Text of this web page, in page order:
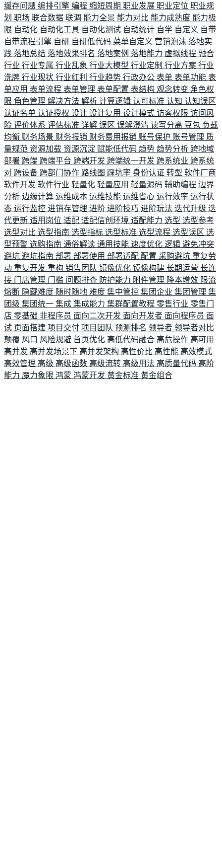
缓存问题 编排引擎 编程 缩短周期 职业发展 职业定位 职业规
划 职场 联合数据 联调 能力全景 能力对比 能力成熟度 能力极
限 自动化 自动化工具 自动化测试 自动统计 自学 自定义 自带
自带流程引擎 自研 自研低代码 菜单自定义 营销泡沫 落地实
践 落地总结 落地效果排名 落地案例 落地能力 虚拟线程 融合
行业 行业专属 行业乱象 行业大模型 行业定制 行业方案 行业
洗牌 行业现状 行业红利 行业趋势 行政办公 表单 表单功能 表
单应用 表单流程 表单管理 表单配置 表结构 观念转变 角色权
限 角色管理 解决方法 解析 计算逻辑 认可标准 认知 认知误区
认证名单 认证授权 设计 设计复用 设计模式 访客权限 访问风
险 评价体系 评估标准 详解 误区 误解澄清 读写分离 豆包 负载
均衡 财务场景 财务报销 财务费用报销 账号保护 账号管理 质
量规范 资源加载 资源沉淀 赋能低代码 趋势 趋势分析 跨地域
部署 跨端 跨端平台 跨端开发 跨端统一开发 跨系统业 跨系统
对 跨设备 跨部门协作 路线图 踩坑率 身份认证 转型 软件厂商
软件开发 软件行业 轻量化 轻量应用 轻量源码 辅助编程 边界
分析 边缘计算 运维成本 运维技能 运维省心 运行效率 运行状
态 运行监控 进销存管理 进阶 进阶技巧 进阶玩法 迭代升级 迭
代更新 适用岗位 适配 适配信创环境 适配能力 选型 选型参考
选型对比 选型指南 选型指标 选型标准 选型流程 选型误区 选
型预警 选购指南 通俗解读 通用技能 速度优化 逻辑 避免冲突
避坑 避坑指南 部署 部署使用 部署适配 配置 采购避坑 重复劳
动 重复开发 重构 销售团队 镜像优化 镜像构建 长期运营 长连
接 门店管理 门槛 问题排查 防护能力 附件管理 降本增效 限流
熔断 隐藏难度 随时随地 难度 集中管控 集团企业 集团管理 集
团级 集团统一 集成 集成能力 集群配置教程 零售行业 零售门
店 零基础 非程序员 面向二次开发 面向开发者 面向程序员 面
试 页面搭建 项目交付 项目团队 预测排名 领导者 领导者对比
颠覆 风口 风险规避 首页优化 高低代码融合 高危操作 高可用
高并发 高并发场景下 高并发架构 高性价比 高性能 高效模式
高效管理 高级 高级函数 高级流转 高级用法 高质量代码 高阶
能力 魔力象限 鸿蒙 鸿蒙开发 黄金标准 黄金组合